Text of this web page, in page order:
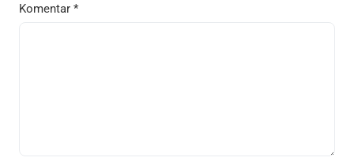
Komentar *